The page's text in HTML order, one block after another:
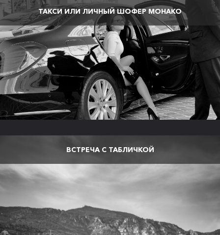
ТАКСИ ИЛИ ЛИЧНЫЙ ШОФЕР МОНАКО
ВСТРЕЧА С ТАБЛИЧКОЙ